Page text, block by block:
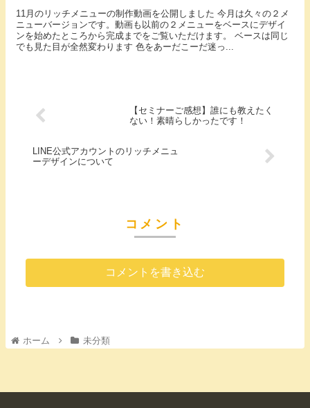
11月のリッチメニューの制作動画を公開しました 今月は久々の２メ
ニューバージョンです。動画も以前の２メニューをベースにデザイ
ンを始めたところから完成までをご覧いただけます。 ベースは同じ
でも見た目が全然変わります 色をあーだこーだ迷っ...
【セミナーご感想】誰にも教えたく
ない！素晴らしかったです！
LINE公式アカウントのリッチメニュ
ーデザインについて
コメント
コメントを書き込む
ホーム 未分類